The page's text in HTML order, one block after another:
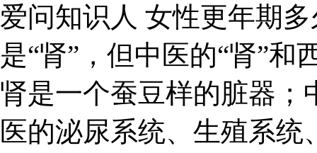
爱问知识人 女性更年期
是“肾”，但中医的“肾”和
肾是一个蚕豆样的脏器；
医的泌尿系统、生殖系